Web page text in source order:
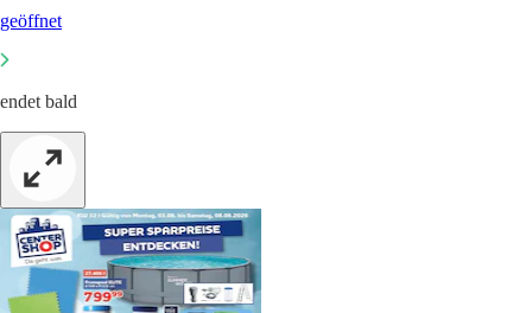
geöffnet
endet bald